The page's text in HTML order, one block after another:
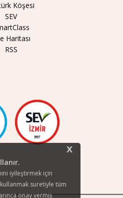
x
iyileştirmek için
suretiyle tüm
onay vermiş
Köşesi
SEV
Haritası
RSS